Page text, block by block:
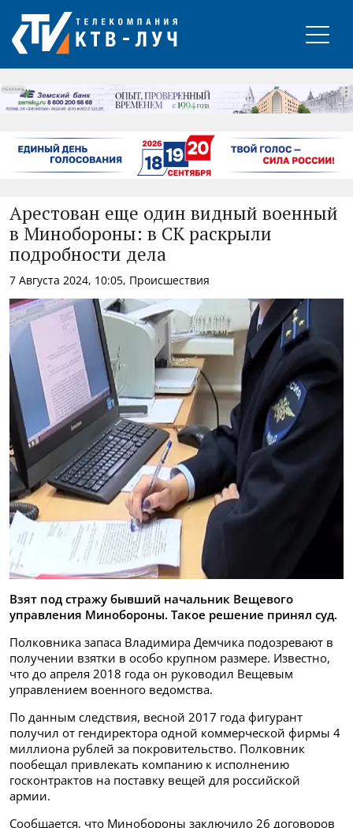
РЕКЛАМА
Арестован еще один видный военный
в Минобороны: в СК раскрыли
подробности дела
7 Августа 2024, 10:05, Происшествия
Взят под стражу бывший начальник Вещевого
управления Минобороны. Такое решение принял суд.
Полковника запаса Владимира Демчика подозревают в
получении взятки в особо крупном размере. Известно,
что до апреля 2018 года он руководил Вещевым
управлением военного ведомства.
По данным следствия, весной 2017 года фигурант
получил от гендиректора одной коммерческой фирмы 4
миллиона рублей за покровительство. Полковник
пообещал привлекать компанию к исполнению
госконтрактов на поставку вещей для российской
армии.
Сообщается, что Минобороны заключило 26 договоров